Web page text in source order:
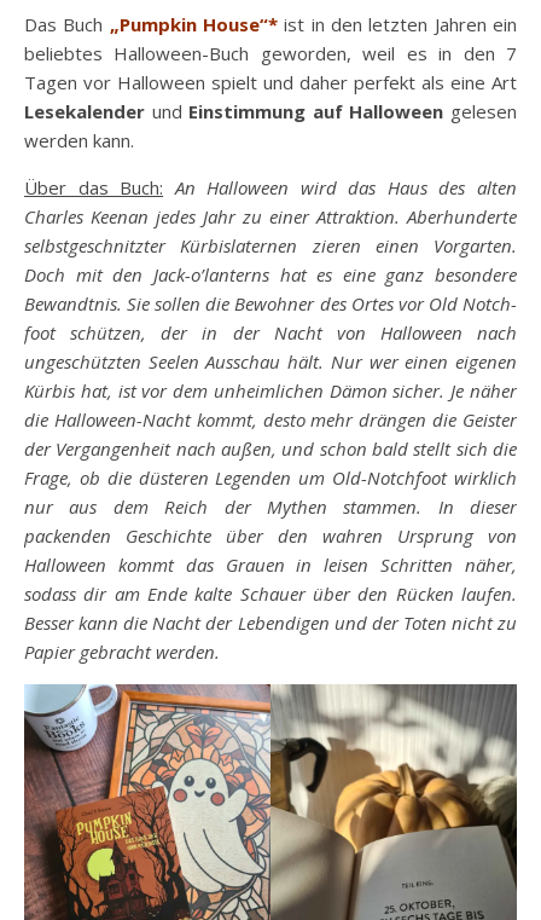
Das Buch „Pumpkin House“* ist in den letzten Jahren ein
beliebtes Halloween-Buch geworden, weil es in den 7
Tagen vor Halloween spielt und daher perfekt als eine Art
Lesekalender und Einstimmung auf Halloween gelesen
werden kann.
Über das Buch: An Halloween wird das Haus des alten
Charles Keenan jedes Jahr zu einer Attraktion. Aberhunderte
selbstgeschnitzter Kürbislaternen zieren einen Vorgarten.
Doch mit den Jack-o’lanterns hat es eine ganz besondere
Bewandtnis. Sie sollen die Bewohner des Ortes vor Old Notch-
foot schützen, der in der Nacht von Halloween nach
ungeschützten Seelen Ausschau hält. Nur wer einen eigenen
Kürbis hat, ist vor dem unheimlichen Dämon sicher. Je näher
die Halloween-Nacht kommt, desto mehr drängen die Geister
der Vergangenheit nach außen, und schon bald stellt sich die
Frage, ob die düsteren Legenden um Old-Notchfoot wirklich
nur aus dem Reich der Mythen stammen. In dieser
packenden Geschichte über den wahren Ursprung von
Halloween kommt das Grauen in leisen Schritten näher,
sodass dir am Ende kalte Schauer über den Rücken laufen.
Besser kann die Nacht der Lebendigen und der Toten nicht zu
Papier gebracht werden.